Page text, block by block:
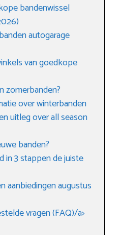
bandenwissel
autogarage
van goedkope
zomerbanden?
over winterbanden
uitleg over all season
banden?
in 3 stappen de juiste
aanbiedingen augustus
vragen (FAQ)/a>